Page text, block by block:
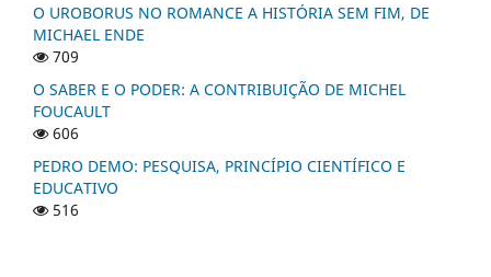
O UROBORUS NO ROMANCE A HISTÓRIA SEM FIM, DE
MICHAEL ENDE
709
O SABER E O PODER: A CONTRIBUIÇÃO DE MICHEL
FOUCAULT
606
PEDRO DEMO: PESQUISA, PRINCÍPIO CIENTÍFICO E
EDUCATIVO
516